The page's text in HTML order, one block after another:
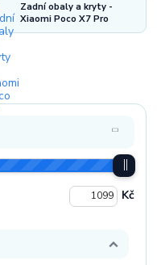
Zadní obaly a kryty -
Xiaomi Poco X7 Pro
Kč